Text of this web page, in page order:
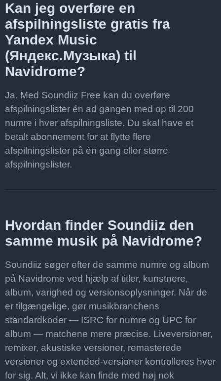
Kan jeg overføre en
afspilningsliste gratis fra
Yandex Music
(Яндекс.Музыка) til
Navidrome?
Ja. Med Soundiiz Free kan du overføre
afspilningslister én ad gangen med op til 200
numre i hver afspilningsliste. Du skal have et
betalt abonnement for at flytte flere
afspilningslister på én gang eller større
afspilningslister.
Hvordan finder Soundiiz den
samme musik på Navidrome?
Soundiiz søger efter de samme numre og album
på Navidrome ved hjælp af titler, kunstnere,
album, varighed og versionsoplysninger. Når de
er tilgængelige, gør musikbranchens
standardkoder — ISRC for numre og UPC for
album — matchene mere præcise. Liveversioner,
remixer, akustiske versioner, remasterede
versioner og extended-versioner kontrolleres hver
for sig. Alt, vi ikke kan finde med høj nok